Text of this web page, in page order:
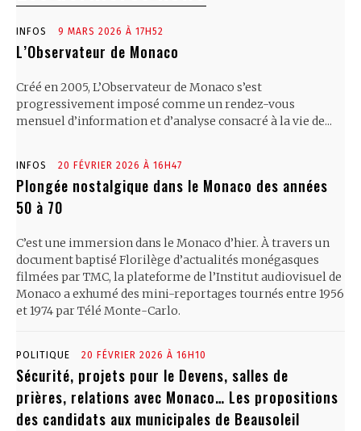
INFOS 9 MARS 2026 À 17H52
L’Observateur de Monaco
Créé en 2005, L’Observateur de Monaco s’est
progressivement imposé comme un rendez-vous
mensuel d’information et d’analyse consacré à la vie de...
INFOS 20 FÉVRIER 2026 À 16H47
Plongée nostalgique dans le Monaco des années
50 à 70
C’est une immersion dans le Monaco d’hier. À travers un
document baptisé Florilège d’actualités monégasques
filmées par TMC, la plateforme de l’Institut audiovisuel de
Monaco a exhumé des mini-reportages tournés entre 1956
et 1974 par Télé Monte-Carlo.
POLITIQUE 20 FÉVRIER 2026 À 16H10
Sécurité, projets pour le Devens, salles de
prières, relations avec Monaco… Les propositions
des candidats aux municipales de Beausoleil